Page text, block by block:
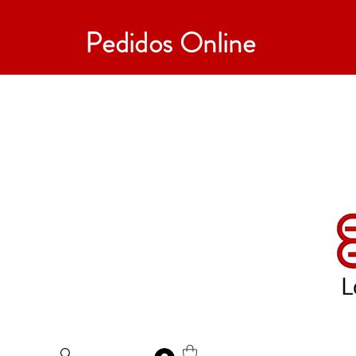
Pedidos Online